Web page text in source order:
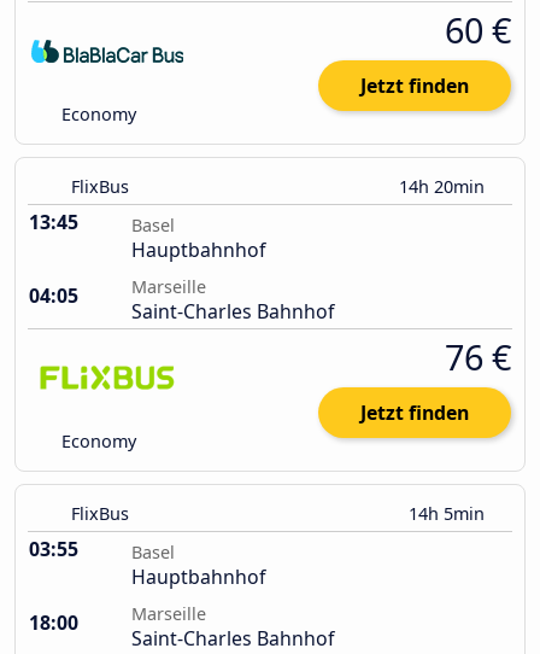
Economy
60 €
Jetzt finden
FlixBus 14h 20min
13:45 Basel
Hauptbahnhof
04:05
Marseille
Saint-Charles Bahnhof
Economy
76 €
Jetzt finden
FlixBus 14h 5min
03:55 Basel
Hauptbahnhof
18:00
Marseille
Saint-Charles Bahnhof